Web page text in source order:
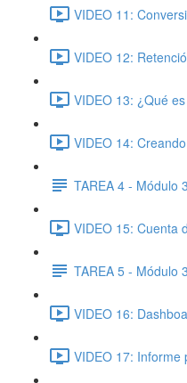
VIDEO 11:
VIDEO 12:
VIDEO 13: ¿Qué
VIDEO 14:
TAREA 4 - Módulo 3
VIDEO 15: Cuenta
TAREA 5 - Módulo 3
VIDEO 16:
VIDEO 17: Informe